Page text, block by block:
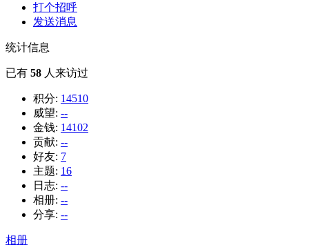
打个招呼
发送消息
统计信息
已有 58 人来访过
积分: 14510
威望: --
金钱: 14102
贡献: --
好友: 7
主题: 16
日志: --
相册: --
分享: --
相册